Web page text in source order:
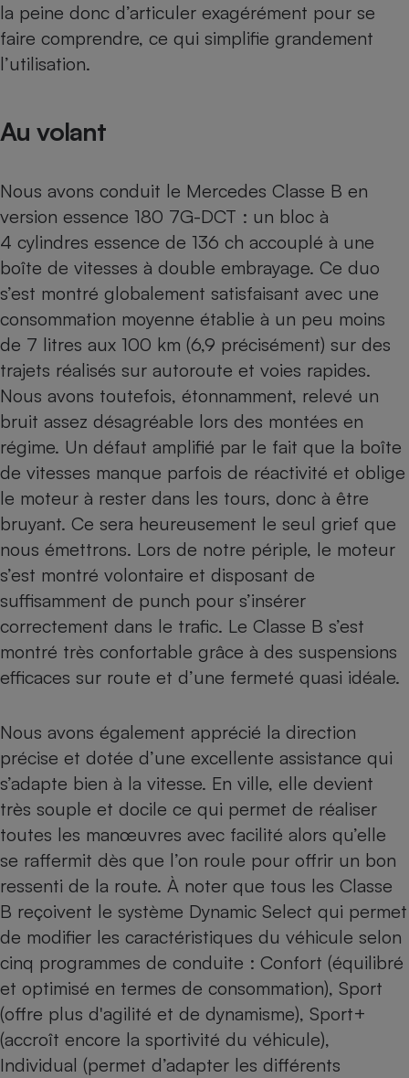
la peine donc d’articuler exagérément pour se
faire comprendre, ce qui simplifie grandement
l’utilisation.
Au volant
Nous avons conduit le Mercedes Classe B en
version essence 180 7G-DCT : un bloc à
4 cylindres essence de 136 ch accouplé à une
boîte de vitesses à double embrayage. Ce duo
s’est montré globalement satisfaisant avec une
consommation moyenne établie à un peu moins
de 7 litres aux 100 km (6,9 précisément) sur des
trajets réalisés sur autoroute et voies rapides.
Nous avons toutefois, étonnamment, relevé un
bruit assez désagréable lors des montées en
régime. Un défaut amplifié par le fait que la boîte
de vitesses manque parfois de réactivité et oblige
le moteur à rester dans les tours, donc à être
bruyant. Ce sera heureusement le seul grief que
nous émettrons. Lors de notre périple, le moteur
s’est montré volontaire et disposant de
suffisamment de punch pour s’insérer
correctement dans le trafic. Le Classe B s’est
montré très confortable grâce à des suspensions
efficaces sur route et d’une fermeté quasi idéale.
Nous avons également apprécié la direction
précise et dotée d’une excellente assistance qui
s’adapte bien à la vitesse. En ville, elle devient
très souple et docile ce qui permet de réaliser
toutes les manœuvres avec facilité alors qu’elle
se raffermit dès que l’on roule pour offrir un bon
ressenti de la route. À noter que tous les Classe
B reçoivent le système Dynamic Select qui permet
de modifier les caractéristiques du véhicule selon
cinq programmes de conduite : Confort (équilibré
et optimisé en termes de consommation), Sport
(offre plus d'agilité et de dynamisme), Sport+
(accroît encore la sportivité du véhicule),
Individual (permet d’adapter les différents